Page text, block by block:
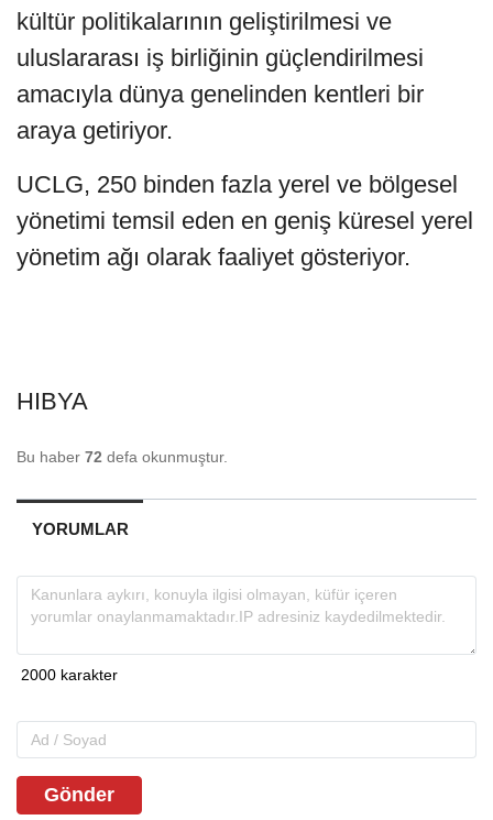
kültür politikalarının geliştirilmesi ve
uluslararası iş birliğinin güçlendirilmesi
amacıyla dünya genelinden kentleri bir
araya getiriyor.
UCLG, 250 binden fazla yerel ve bölgesel
yönetimi temsil eden en geniş küresel yerel
yönetim ağı olarak faaliyet gösteriyor.
HIBYA
Bu haber 72 defa okunmuştur.
YORUMLAR
Gönder